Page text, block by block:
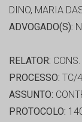
DINO, MARIA
ADVOGADO(S):
RELATOR:
PROCESSO: TC/
ASSUNTO:
PROTOCOLO: